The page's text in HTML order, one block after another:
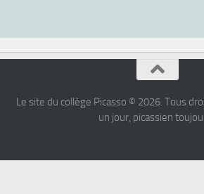
Le site du collège Picasso © 2026. Tous
un jour, picassien